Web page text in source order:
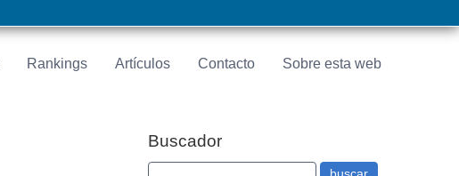
Rankings Artículos Contacto Sobre esta web
Buscador